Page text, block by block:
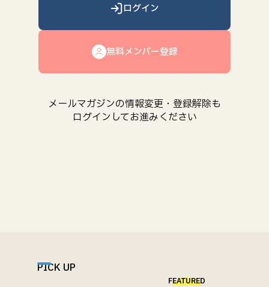
ログイン
無料メンバー登録
メールマガジンの情報変更・登録解除も
ログインしてお進みください
PICK UP
FEATURED